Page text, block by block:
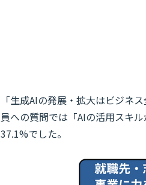
「生成AIの発展・拡大はビジネ
員への質問では「AIの活用スキ
37.1%でした。